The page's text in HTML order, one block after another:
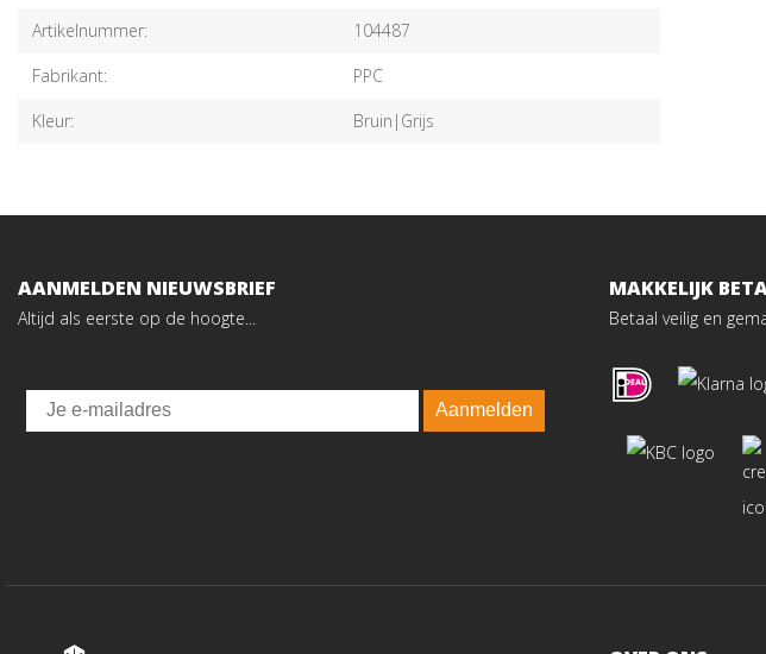
Artikelnummer:
104487
Fabrikant:
PPC
Kleur:
Bruin|Grijs
AANMELDEN NIEUWSBRIEF
Altijd als eerste op de hoogte...
Email
Aanmelden
MAKKELIJK
Betaal veilig en